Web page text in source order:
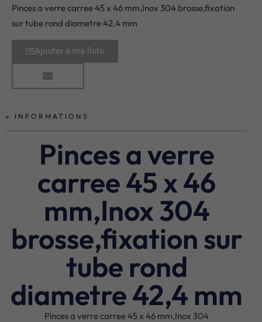
Pinces a verre carree 45 x 46 mm,Inox 304 brosse,fixation
sur tube rond diametre 42,4 mm
Ajouter à ma liste
INFORMATIONS
Pinces a verre
carree 45 x 46
mm,Inox 304
brosse,fixation sur
tube rond
diametre 42,4 mm
Pinces a verre carree 45 x 46 mm,Inox 304